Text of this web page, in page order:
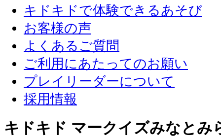
キドキドで体験できるあそび
お客様の声
よくあるご質問
ご利用にあたってのお願い
プレイリーダーについて
採用情報
キドキド マークイズみなと